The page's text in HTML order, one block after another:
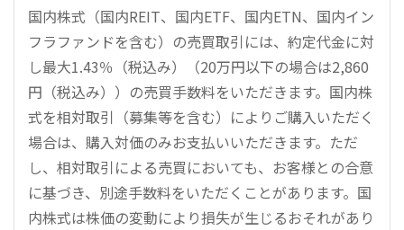
国内株式（国内REIT、国内ETF、国内ETN、国内イン
フラファンドを含む）の売買取引には、約定代金に対
し最大1.43％（税込み）（20万円以下の場合は2,860
円（税込み））の売買手数料をいただきます。国内株
式を相対取引（募集等を含む）によりご購入いただく
場合は、購入対価のみお支払いいただきます。ただ
し、相対取引による売買においても、お客様との合意
に基づき、別途手数料をいただくことがあります。国
内株式は株価の変動により損失が生じるおそれがあり